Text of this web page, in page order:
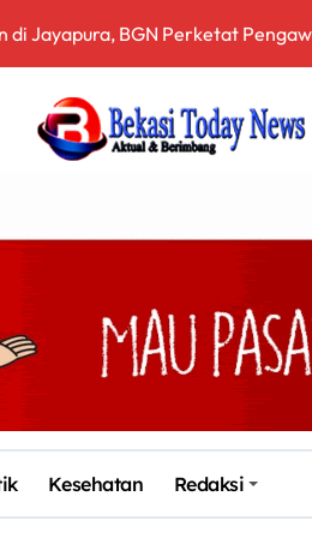
Pemerintah Diminta Buka
Bea Cukai Ngurah Rai Bali
Bekasi Gelar Aksi di Depan
dan Tabur Bunga di TMP Kalibata
Siapkan Sertifikasi Profesi Jaksa
Lonjakan Harga Minyak
DKI Jakarta Lebih Responsif
Bekasi ke-76, Pemdes
Kesehatan Redaksi